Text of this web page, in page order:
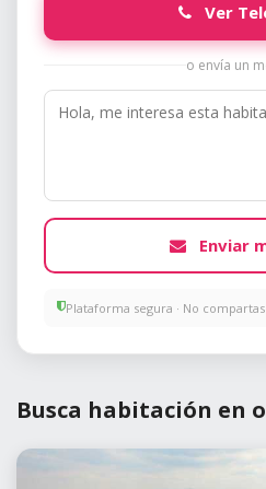
Ver
o envía un
Enviar
Plataforma segura · No
Busca habitación en